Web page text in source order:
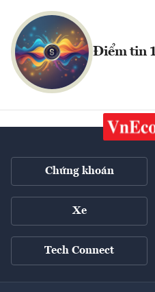
Điểm tin
Chứng khoán
Xe
Tech Connect